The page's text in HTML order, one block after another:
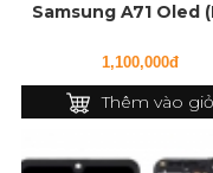
Samsung A71 Oled
1,100,000đ
Thêm vào giỏ